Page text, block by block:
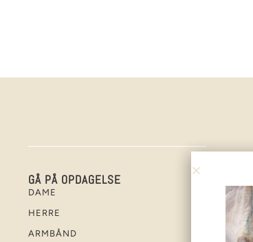
GÅ PÅ OPDAGELSE
DAME
HERRE
ARMBÅND